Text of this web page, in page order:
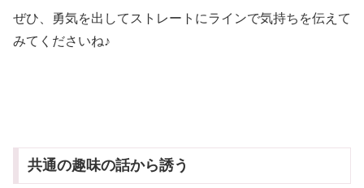
ぜひ、勇気を出してストレートにラインで気持ちを伝えて
みてくださいね♪
共通の趣味の話から誘う